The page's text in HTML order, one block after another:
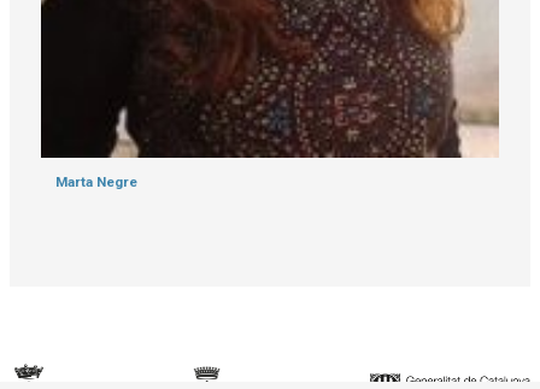
Marta Negre